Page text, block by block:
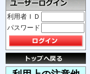
利用者ＩＤ
パスワード